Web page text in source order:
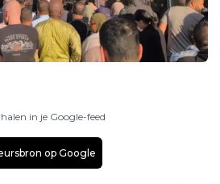
in je Google-feed
op Google